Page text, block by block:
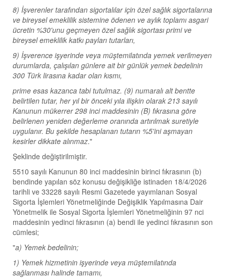
8) İşverenler tarafından sigortalılar için özel sağlık sigortalarına
ve bireysel emeklilik sistemine ödenen ve aylık toplamı asgari
ücretin %30'unu geçmeyen özel sağlık sigortası primi ve
bireysel emeklilik katkı payları tutarları,
9) İşverence işyerinde veya müştemilatında yemek verilmeyen
durumlarda, çalışılan günlere ait bir günlük yemek bedelinin
300 Türk lirasına kadar olan kısmı,
prime esas kazanca tabi tutulmaz. (9) numaralı alt bentte
belirtilen tutar, her yıl bir önceki yıla ilişkin olarak 213 sayılı
Kanunun mükerrer 298 inci maddesinin (B) fıkrasına göre
belirlenen yeniden değerleme oranında artırılmak suretiyle
uygulanır. Bu şekilde hesaplanan tutarın %5'ini aşmayan
kesirler dikkate alınmaz."
Şeklinde değiştirilmiştir.
5510 sayılı Kanunun 80 inci maddesinin birinci fıkrasının (b)
bendinde yapılan söz konusu değişikliğe istinaden 18/4/2026
tarihli ve 33228 sayılı Resmi Gazetede yayımlanan Sosyal
Sigorta İşlemleri Yönetmeliğinde Değişiklik Yapılmasına Dair
Yönetmelik ile Sosyal Sigorta İşlemleri Yönetmeliğinin 97 nci
maddesinin yedinci fıkrasının (a) bendi ile yedinci fıkrasının son
cümlesi;
"a) Yemek bedelinin;
1) Yemek hizmetinin işyerinde veya müştemilatında
sağlanması halinde tamamı,